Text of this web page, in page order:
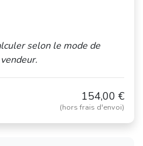
selon le mode de
154,00 €
(hors frais d'envoi)